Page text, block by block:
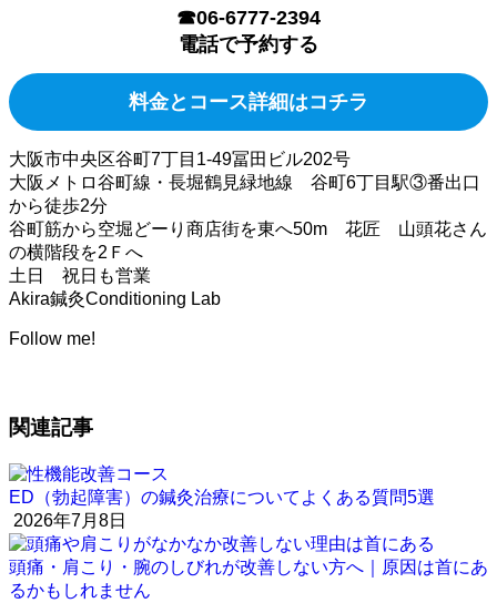
☎06-6777-2394
電話で予約する
料金とコース詳細はコチラ
大阪市中央区谷町7丁目1-49冨田ビル202号
大阪メトロ谷町線・長堀鶴見緑地線 谷町6丁目駅③番出口
から徒歩2分
谷町筋から空堀どーり商店街を東へ50m 花匠 山頭花さん
の横階段を2Ｆへ
土日 祝日も営業
Akira鍼灸Conditioning Lab
Follow me!
関連記事
ED（勃起障害）の鍼灸治療についてよくある質問5選
2026年7月8日
頭痛・肩こり・腕のしびれが改善しない方へ｜原因は首にあ
るかもしれません